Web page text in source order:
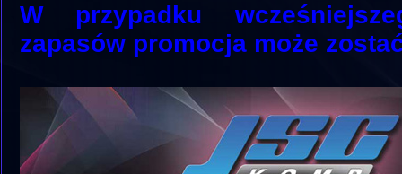
W przypadku
zapasów promocja może